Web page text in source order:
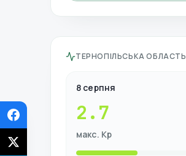
ТЕРНОПІЛЬСЬКА ОБЛАСТЬ
8 серпня
2.7
макс. Kp